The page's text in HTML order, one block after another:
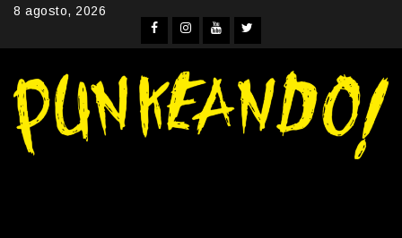
Skip8 agosto, 2026
Facebook
Instagram
YouTube
Twitter